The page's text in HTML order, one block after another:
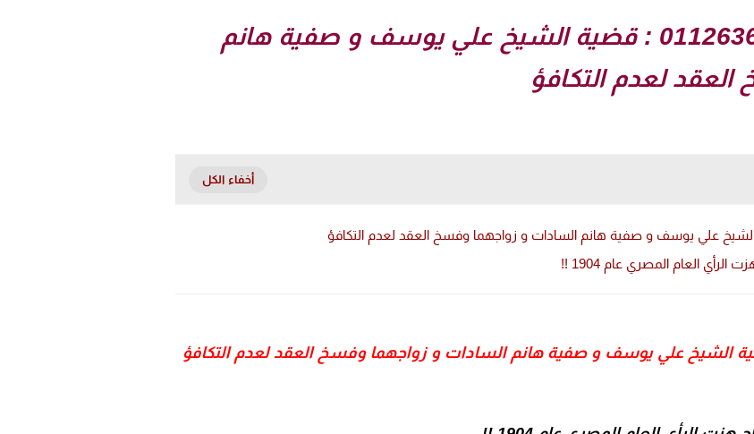
مأذون شرعي مصر 01126360326 : قضية الشيخ علي يوسف و صفية هانم
لعدم التكافؤ
العام المصري عام 1904 !!